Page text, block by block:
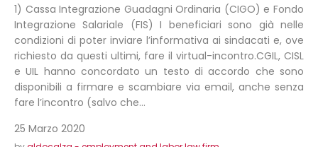
1) Cassa Integrazione Guadagni Ordinaria (CIGO) e Fondo
Integrazione Salariale (FIS) I beneficiari sono già nelle
condizioni di poter inviare l’informativa ai sindacati e, ove
richiesto da questi ultimi, fare il virtual-incontro.CGIL, CISL
e UIL hanno concordato un testo di accordo che sono
disponibili a firmare e scambiare via email, anche senza
fare l’incontro (salvo che...
25 Marzo 2020